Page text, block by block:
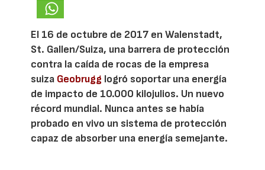
El 16 de octubre de 2017 en Walenstadt,
St. Gallen/Suiza, una barrera de protección
contra la caída de rocas de la empresa
suiza Geobrugg logró soportar una energía
de impacto de 10.000 kilojulios. Un nuevo
récord mundial. Nunca antes se había
probado en vivo un sistema de protección
capaz de absorber una energía semejante.